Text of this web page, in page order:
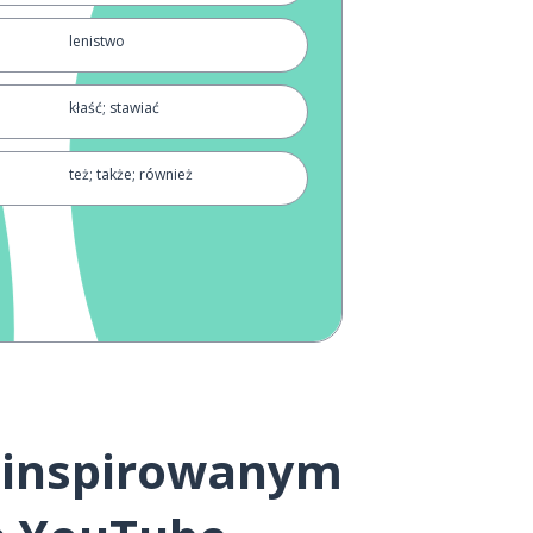
lenistwo
kłaść; stawiać
też; także; również
żonaty
nerwowy